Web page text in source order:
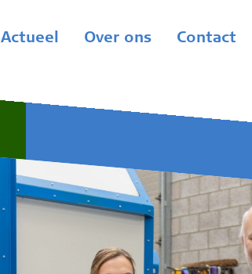
Actueel Over ons Contact